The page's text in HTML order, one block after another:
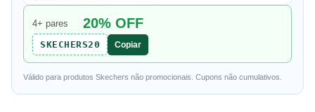
4+ pares 20% OFF
SKECHERS20 Copiar
Válido para produtos Skechers não promocionais. Cupons não cumulativos.